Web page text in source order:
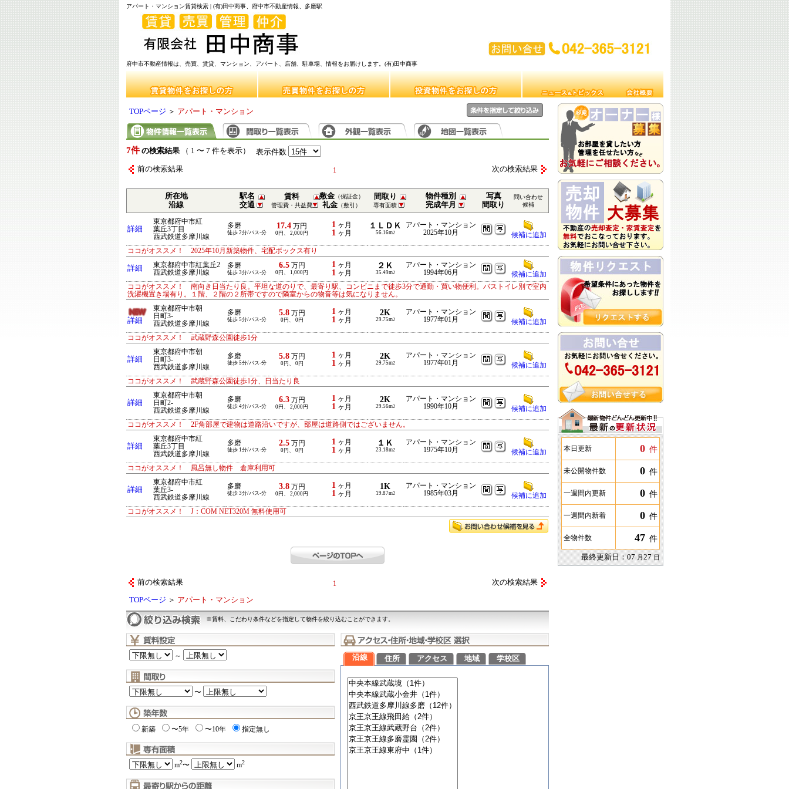
アパート・マンション賃貸検索 | (有)田中商事、府中市不動産情報、多磨駅
府中市不動産情報は、売買、賃貸、マンション、アパート、店舗、駐車場、情報をお届けします。(有)田中商事
本日更新 0 件
未公開物件数 0 件
一週間内更新 0 件
一週間内新着 0 件
全物件数 47 件
最終更新日：07 月27 日
TOPページ ＞ アパート・マンション
7件 の検索結果（ 1 〜 7 件を表示） 表示件数
前の検索結果 1 次の検索結果
所在地
沿線
駅名
交通
賃料
管理費・共益費
敷金（保証金）
礼金（敷引）
間取り
専有面積
物件種別
完成年月
写真
間取り
問い合わせ
候補
詳細
東京都府中市紅
葉丘3丁目
西武鉄道多摩川線
多磨
徒歩 2分/バス-分
17.4 万円
0円、 2,000円
1 ヶ月
1 ヶ月
１ＬＤＫ
56.16m2
アパート・マンション
2025年10月
候補に追加
ココがオススメ！ 2025年10月新築物件、宅配ボックス有り
詳細
東京都府中市紅葉丘2
西武鉄道多摩川線
多磨
徒歩 3分/バス-分
6.5万円
0円、 1,000円
1 ヶ月
1 ヶ月
２Ｋ
35.49m2
アパート・マンション
1994年06月
候補に追加
ココがオススメ！ 南向き日当たり良。平坦な道のりで、最寄り駅、コンビニまで徒歩3分で通勤・買い物便利。バストイレ別で室内
洗濯機置き場有り。１階、２階の２所帯ですので隣室からの物音等は気になりません。
詳細
東京都府中市朝
日町3-
西武鉄道多摩川線
多磨
徒歩 5分/バス-分
5.8万円
0円、 0円
1 ヶ月
1 ヶ月
2K
29.75m2
アパート・マンション
1977年01月
候補に追加
ココがオススメ！ 武蔵野森公園徒歩1分
詳細
東京都府中市朝
日町3-
西武鉄道多摩川線
多磨
徒歩 5分/バス-分
5.8万円
0円、 0円
1 ヶ月
1 ヶ月
2K
29.75m2
アパート・マンション
1977年01月
候補に追加
ココがオススメ！ 武蔵野森公園徒歩1分、日当たり良
詳細
東京都府中市朝
日町2-
西武鉄道多摩川線
多磨
徒歩 4分/バス-分
6.3万円
0円、 2,000円
1 ヶ月
1 ヶ月
2K
29.56m2
アパート・マンション
1990年10月
候補に追加
ココがオススメ！ 2F角部屋で建物は道路沿いですが、部屋は道路側ではございません。
詳細
東京都府中市紅
葉丘3丁目
西武鉄道多摩川線
多磨
徒歩 1分/バス-分
2.5万円
0円、 0円
1 ヶ月
1 ヶ月
１Ｋ
23.18m2
アパート・マンション
1975年10月
候補に追加
ココがオススメ！ 風呂無し物件 倉庫利用可
詳細
東京都府中市紅
葉丘3-
西武鉄道多摩川線
多磨
徒歩 3分/バス-分
3.8万円
0円、 2,000円
1 ヶ月
1 ヶ月
1K
19.87m2
アパート・マンション
1985年03月
候補に追加
ココがオススメ！ J：COM NET320M 無料使用可
前の検索結果 1 次の検索結果
TOPページ ＞ アパート・マンション
※賃料、こだわり条件などを指定して物件を絞り込むことができます。
～
〜
新築 〜5年 〜10年 指定無し
m2〜 m2
沿線 住所 アクセス 地域 学校区